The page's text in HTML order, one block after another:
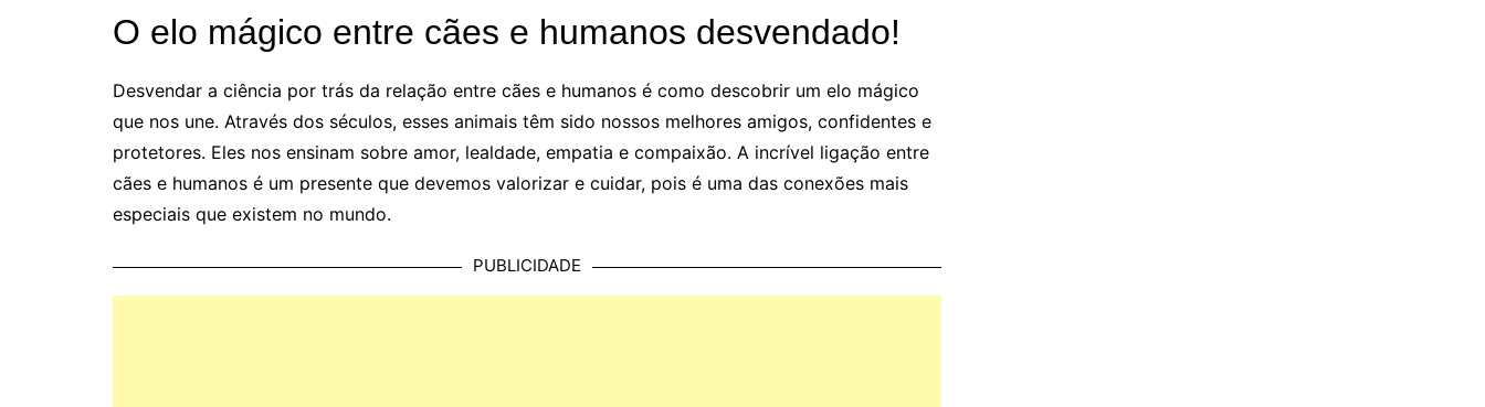
O elo mágico entre cães e humanos desvendado!
Desvendar a ciência por trás da relação entre cães e humanos é como descobrir um elo mágico
que nos une. Através dos séculos, esses animais têm sido nossos melhores amigos, confidentes e
protetores. Eles nos ensinam sobre amor, lealdade, empatia e compaixão. A incrível ligação entre
cães e humanos é um presente que devemos valorizar e cuidar, pois é uma das conexões mais
especiais que existem no mundo.
PUBLICIDADE